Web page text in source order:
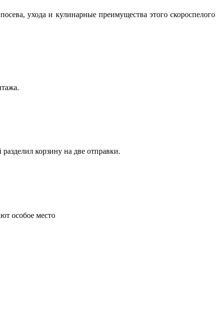
ухода и кулинарные преимущества этого скороспелого
корзину на две отправки.
особое место